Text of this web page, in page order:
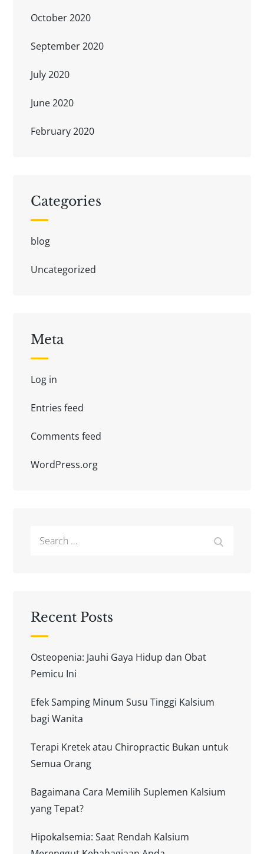
October 2020
September 2020
July 2020
June 2020
February 2020
Categories
blog
Uncategorized
Meta
Log in
Entries feed
Comments feed
WordPress.org
Recent Posts
Osteopenia: Jauhi Gaya Hidup dan Obat
Pemicu Ini
Efek Samping Minum Susu Tinggi Kalsium
bagi Wanita
Terapi Kretek atau Chiropractic Bukan untuk
Semua Orang
Bagaimana Cara Memilih Suplemen Kalsium
yang Tepat?
Hipokalsemia: Saat Rendah Kalsium